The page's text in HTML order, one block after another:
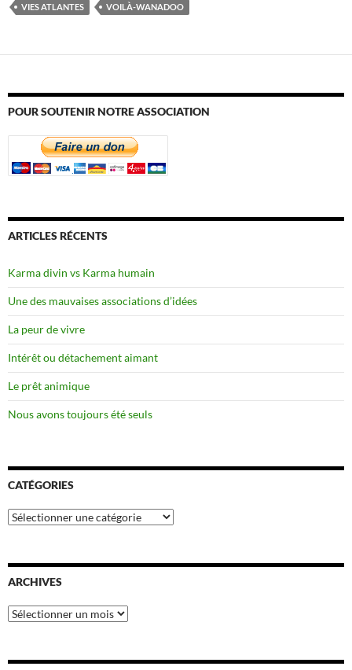
VIES ATLANTES
VOILÀ-WANADOO
POUR SOUTENIR NOTRE ASSOCIATION
ARTICLES RÉCENTS
Karma divin vs Karma humain
Une des mauvaises associations d’idées
La peur de vivre
Intérêt ou détachement aimant
Le prêt animique
Nous avons toujours été seuls
CATÉGORIES
Catégories
ARCHIVES
Archives